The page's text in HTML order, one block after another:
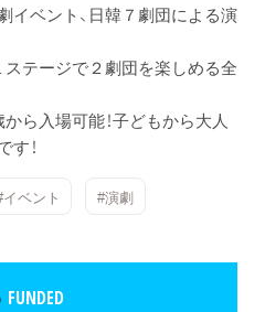
イベント、日韓７劇団による演
テージで２劇団を楽しめる全
ら入場可能！子どもから大人
！
ベント #演劇
FUNDED